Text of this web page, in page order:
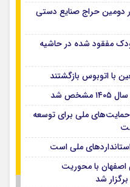
در دومین حراج صنایع دستی
مفقود شده در حاشیه
شد
حمایت‌های ملی برای توسعه
ملی است
اصفهان با محوریت
شد